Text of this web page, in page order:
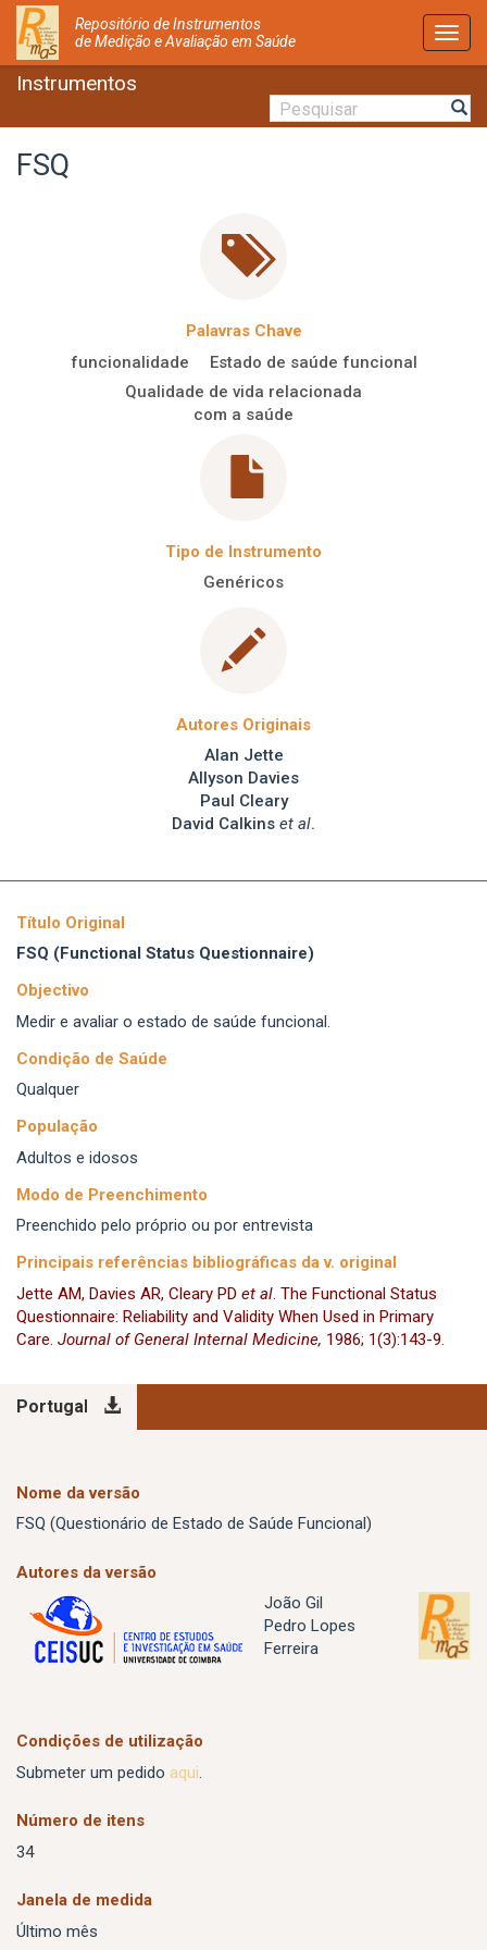
Repositório de Instrumentos
de Medição e Avaliação em Saúde
Instrumentos
FSQ
Palavras Chave
funcionalidade
Estado de saúde funcional
Qualidade de vida relacionada
com a saúde
Tipo de Instrumento
Genéricos
Autores Originais
Alan Jette
Allyson Davies
Paul Cleary
David Calkins et al.
Título Original
FSQ (Functional Status Questionnaire)
Objectivo
Medir e avaliar o estado de saúde funcional.
Condição de Saúde
Qualquer
População
Adultos e idosos
Modo de Preenchimento
Preenchido pelo próprio ou por entrevista
Principais referências bibliográficas da v. original
Jette AM, Davies AR, Cleary PD et al . The Functional Status
Questionnaire: Reliability and Validity When Used in Primary
Care Journal of General Internal Medicine, 1986; 1(3):143-9.
Portugal
Nome da versão
FSQ (Questionário de Estado de Saúde Funcional)
Autores da versão
João Gil
Pedro Lopes
Ferreira
Condições de utilização
Submeter um pedido aqui
Número de itens
34
Janela de medida
Último mês